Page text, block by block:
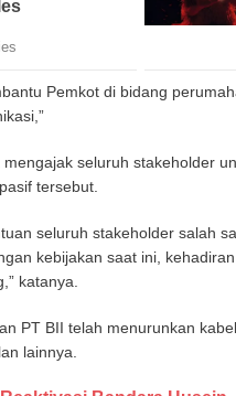
Pemkot di bidang
seluruh stakeholder
tersebut.
seluruh stakeholder salah
kebijakan saat ini,
katanya.
PT BII telah menurunkan
lainnya.